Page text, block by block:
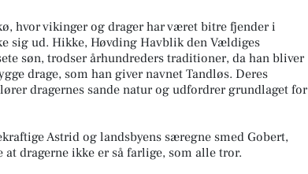
hvor vikinger og drager har været bitre fjender i
sig ud. Hikke, Høvding Havblik den Vældiges
søn, trodser århundreders traditioner, da han bliver
drage, som han giver navnet Tandløs. Deres
dragernes sande natur og udfordrer grundlaget for
Astrid og landsbyens særegne smed Gobert,
dragerne ikke er så farlige, som alle tror.